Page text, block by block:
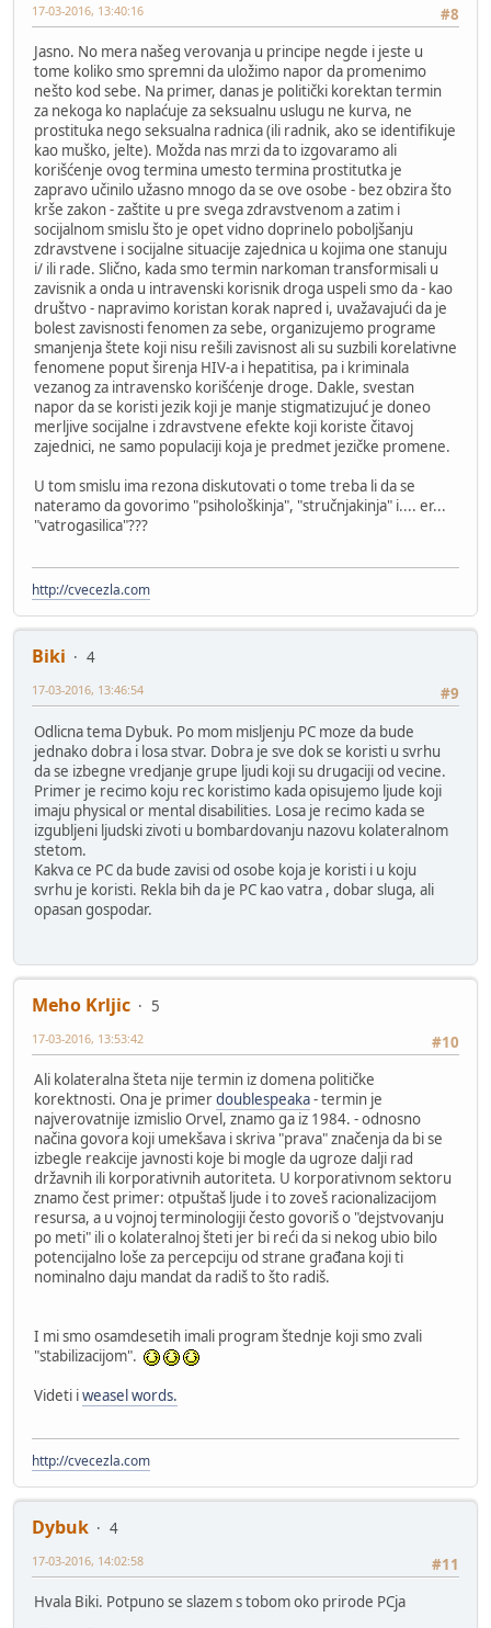
#8
17-03-2016, 13:40:16
Jasno. No mera našeg verovanja u principe negde i jeste u
tome koliko smo spremni da uložimo napor da promenimo
nešto kod sebe. Na primer, danas je politički korektan termin
za nekoga ko naplaćuje za seksualnu uslugu ne kurva, ne
prostituka nego seksualna radnica (ili radnik, ako se identifikuje
kao muško, jelte). Možda nas mrzi da to izgovaramo ali
korišćenje ovog termina umesto termina prostitutka je
zapravo učinilo užasno mnogo da se ove osobe - bez obzira što
krše zakon - zaštite u pre svega zdravstvenom a zatim i
socijalnom smislu što je opet vidno doprinelo poboljšanju
zdravstvene i socijalne situacije zajednica u kojima one stanuju
i/ ili rade. Slično, kada smo termin narkoman transformisali u
zavisnik a onda u intravenski korisnik droga uspeli smo da - kao
društvo - napravimo koristan korak napred i, uvažavajući da je
bolest zavisnosti fenomen za sebe, organizujemo programe
smanjenja štete koji nisu rešili zavisnost ali su suzbili korelativne
fenomene poput širenja HIV-a i hepatitisa, pa i kriminala
vezanog za intravensko korišćenje droge. Dakle, svestan
napor da se koristi jezik koji je manje stigmatizujuć je doneo
merljive socijalne i zdravstvene efekte koji koriste čitavoj
zajednici, ne samo populaciji koja je predmet jezičke promene.
U tom smislu ima rezona diskutovati o tome treba li da se
nateramo da govorimo "psihološkinja", "stručnjakinja" i.... er...
"vatrogasilica"???
http://cvecezla.com
Biki
4
#9
17-03-2016, 13:46:54
Odlicna tema Dybuk. Po mom misljenju PC moze da bude
jednako dobra i losa stvar. Dobra je sve dok se koristi u svrhu
da se izbegne vredjanje grupe ljudi koji su drugaciji od vecine.
Primer je recimo koju rec koristimo kada opisujemo ljude koji
imaju physical or mental disabilities. Losa je recimo kada se
izgubljeni ljudski zivoti u bombardovanju nazovu kolateralnom
stetom.
Kakva ce PC da bude zavisi od osobe koja je koristi i u koju
svrhu je koristi. Rekla bih da je PC kao vatra , dobar sluga, ali
opasan gospodar.
Meho Krljic
5
#10
17-03-2016, 13:53:42
Ali kolateralna šteta nije termin iz domena političke
korektnosti. Ona je primerdoublespeaka- termin je
najverovatnije izmislio Orvel, znamo ga iz 1984. - odnosno
načina govora koji umekšava i skriva "prava" značenja da bi se
izbegle reakcije javnosti koje bi mogle da ugroze dalji rad
državnih ili korporativnih autoriteta. U korporativnom sektoru
znamo čest primer: otpuštaš ljude i to zoveš racionalizacijom
resursa, a u vojnoj terminologiji često govoriš o "dejstvovanju
po meti" ili o kolateralnoj šteti jer bi reći da si nekog ubio bilo
potencijalno loše za percepciju od strane građana koji ti
nominalno daju mandat da radiš to što radiš.
I mi smo osamdesetih imali program štednje koji smo zvali
"stabilizacijom".
Videti iweasel words.
http://cvecezla.com
Dybuk
4
#11
17-03-2016, 14:02:58
Hvala Biki. Potpuno se slazem s tobom oko prirode PCja